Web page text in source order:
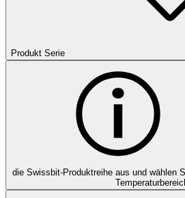
Produkt Serie
die Swissbit-Produktreihe aus und wählen